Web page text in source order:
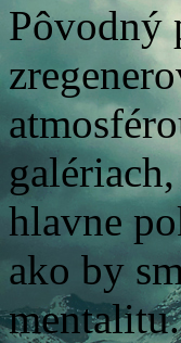
Pôvodný
hlavne
ako by